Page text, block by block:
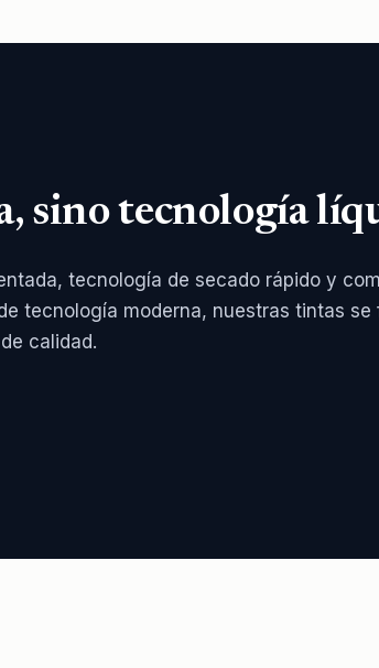
sino tecnología
tecnología de secado rápido y
tecnología moderna, nuestras tintas se
calidad.